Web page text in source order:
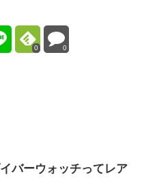
0 0
バーウォッチってレア